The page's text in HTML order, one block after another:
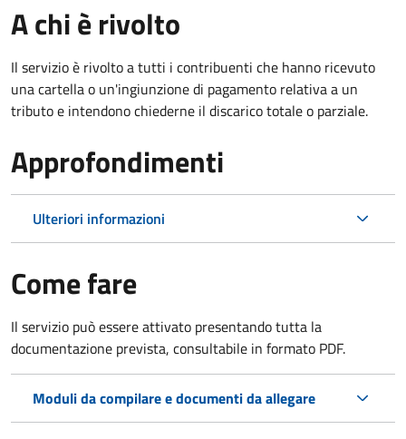
A chi è rivolto
Il servizio è rivolto a tutti i contribuenti che hanno ricevuto
una cartella o un'ingiunzione di pagamento relativa a un
tributo e intendono chiederne il discarico totale o parziale.
Approfondimenti
Ulteriori informazioni
Come fare
Il servizio può essere attivato presentando tutta la
documentazione prevista, consultabile in formato PDF.
Moduli da compilare e documenti da allegare